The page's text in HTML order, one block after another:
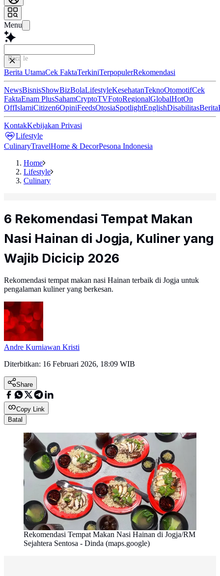
Menu
Baca lebih cepat...
Berita UtamaCek FaktaTerkiniTerpopulerRekomendasi
NewsBisnisShowBizBolaLifestyleKesehatanTeknoOtomotifCek
FaktaEnam PlusSahamCryptoTVFotoRegionalGlobalHotOn
OffIslamiCitizen6OpiniFeedsOtosiaSpotlightEnglishDisabilitasBerita
KontakKebijakan Privasi
Lifestyle
CulinaryTravelHome & DecorPesona Indonesia
Home
Lifestyle
Culinary
6 Rekomendasi Tempat Makan
Nasi Hainan di Jogja, Kuliner yang
Wajib Dicicip 2026
Rekomendasi tempat makan nasi Hainan terbaik di Jogja untuk
pengalaman kuliner yang berkesan.
Andre Kurniawan Kristi
Diterbitkan: 16 Februari 2026, 18:09 WIB
Share
Copy Link
Batal
Rekomendasi Tempat Makan Nasi Hainan di Jogja/RM
Sejahtera Sentosa - Dinda (maps.google)